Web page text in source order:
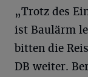
„Trotz des
ist Baulärm
bitten die
DB weiter.